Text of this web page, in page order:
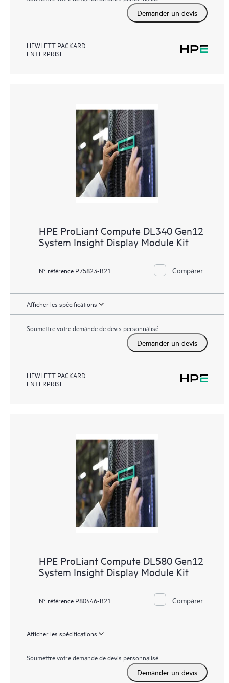
Demander un devis
HEWLETT PACKARD
ENTERPRISE
HPE ProLiant Compute DL340 Gen12
System Insight Display Module Kit
N° référence P75823-B21 Comparer
Afficher les spécifications
Soumettre votre demande de devis personnalisé
Demander un devis
HEWLETT PACKARD
ENTERPRISE
HPE ProLiant Compute DL580 Gen12
System Insight Display Module Kit
N° référence P80446-B21 Comparer
Afficher les spécifications
Soumettre votre demande de devis personnalisé
Demander un devis